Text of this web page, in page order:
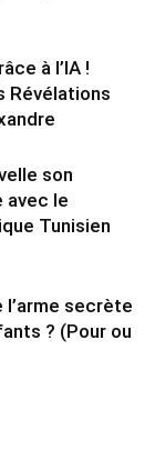
à l’IA !
Révélations
son
avec le
Tunisien
l’arme secrète
? (Pour ou